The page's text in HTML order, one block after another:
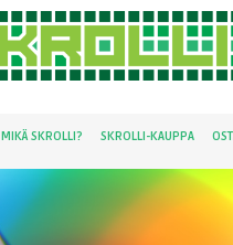
MIKÄ SKROLLI? SKROLLI-KAUPPA